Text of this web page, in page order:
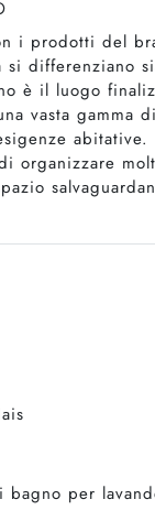
i prodotti del
differenziano
è il luogo
vasta gamma
organizzare
bagno per